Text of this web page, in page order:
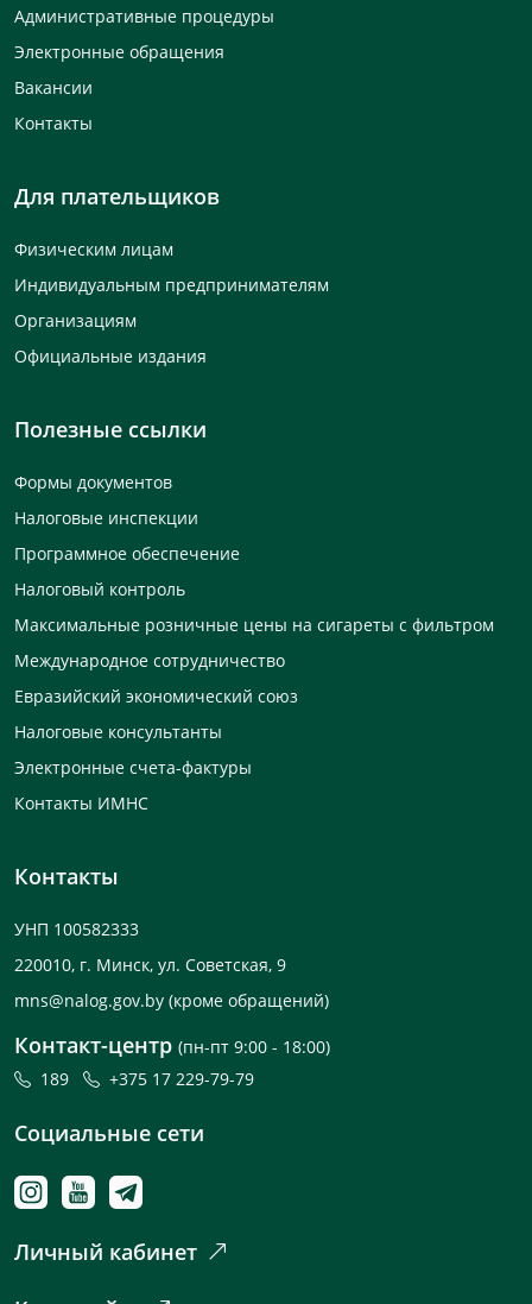
Административные процедуры
Электронные обращения
Вакансии
Контакты
Для плательщиков
Физическим лицам
Индивидуальным предпринимателям
Организациям
Официальные издания
Полезные ссылки
Формы документов
Налоговые инспекции
Программное обеспечение
Налоговый контроль
Максимальные розничные цены на сигареты с фильтром
Международное сотрудничество
Евразийский экономический союз
Налоговые консультанты
Электронные счета-фактуры
Контакты ИМНС
Контакты
УНП 100582333
220010, г. Минск, ул. Советская, 9
mns@nalog.gov.by (кроме обращений)
Контакт-центр (пн-пт 9:00 - 18:00)
189
+375 17 229-79-79
Социальные сети
Личный кабинет